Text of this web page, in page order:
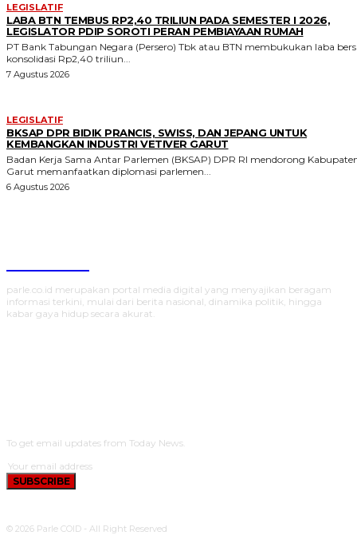
LEGISLATIF
LABA BTN TEMBUS RP2,40 TRILIUN PADA SEMESTER I 2026,
LEGISLATOR PDIP SOROTI PERAN PEMBIAYAAN RUMAH
PT Bank Tabungan Negara (Persero) Tbk atau BTN membukukan laba
konsolidasi Rp2,40 triliun...
7 Agustus 2026
LEGISLATIF
BKSAP DPR BIDIK PRANCIS, SWISS, DAN JEPANG UNTUK
KEMBANGKAN INDUSTRI VETIVER GARUT
Badan Kerja Sama Antar Parlemen (BKSAP) DPR RI mendorong
Garut memanfaatkan diplomasi parlemen...
6 Agustus 2026
parle.co.id merupakan portal media digital yang menyajikan beragam
informasi terkini, mulai dari berita nasional, dinamika politik, hingga
kabar gaya hidup secara akurat.
To get email updates from Today News.
SUBSCRIBE
© 2026 Parle COID - All Right Reserved